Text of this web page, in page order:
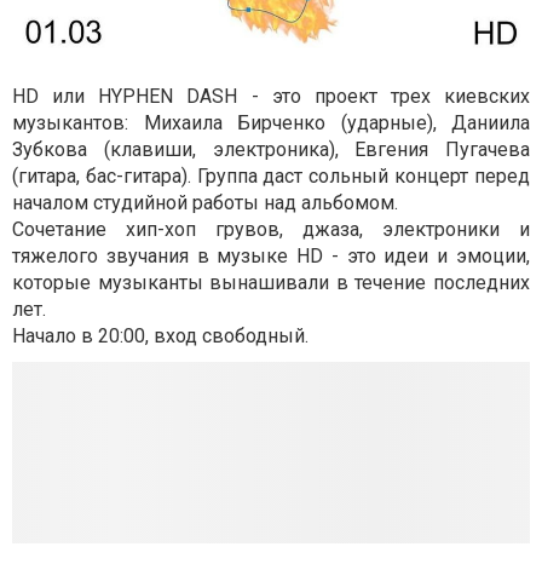
HD или HYPHEN DASH - это проект трех киевских
музыкантов: Михаила Бирченко (ударные), Даниила
Зубкова (клавиши, электроника), Евгения Пугачева
(гитара, бас-гитара). Группа даст сольный концерт перед
началом студийной работы над альбомом.
Сочетание хип-хоп грувов, джаза, электроники и
тяжелого звучания в музыке HD - это идеи и эмоции,
которые музыканты вынашивали в течение последних
лет.
Начало в 20:00, вход свободный.